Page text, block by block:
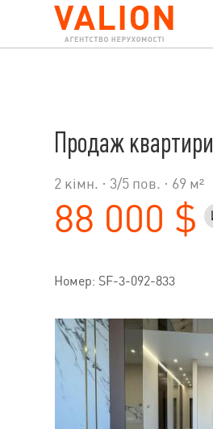
Продаж квартири
2 кімн. · 3/5 пов. · 69 м²
88 000 $
Номер: SF-3-092-833